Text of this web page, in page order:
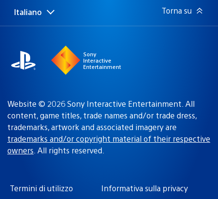
Seleziona
Regione
Italiano Torna su
Sony
Interactive
Entertainment
Website © 2026 Sony Interactive Entertainment. All
content, game titles, trade names and/or trade dress,
trademarks, artwork and associated imagery are
trademarks and/or copyright material of their respective
owners. All rights reserved.
Termini di utilizzo Informativa sulla privacy